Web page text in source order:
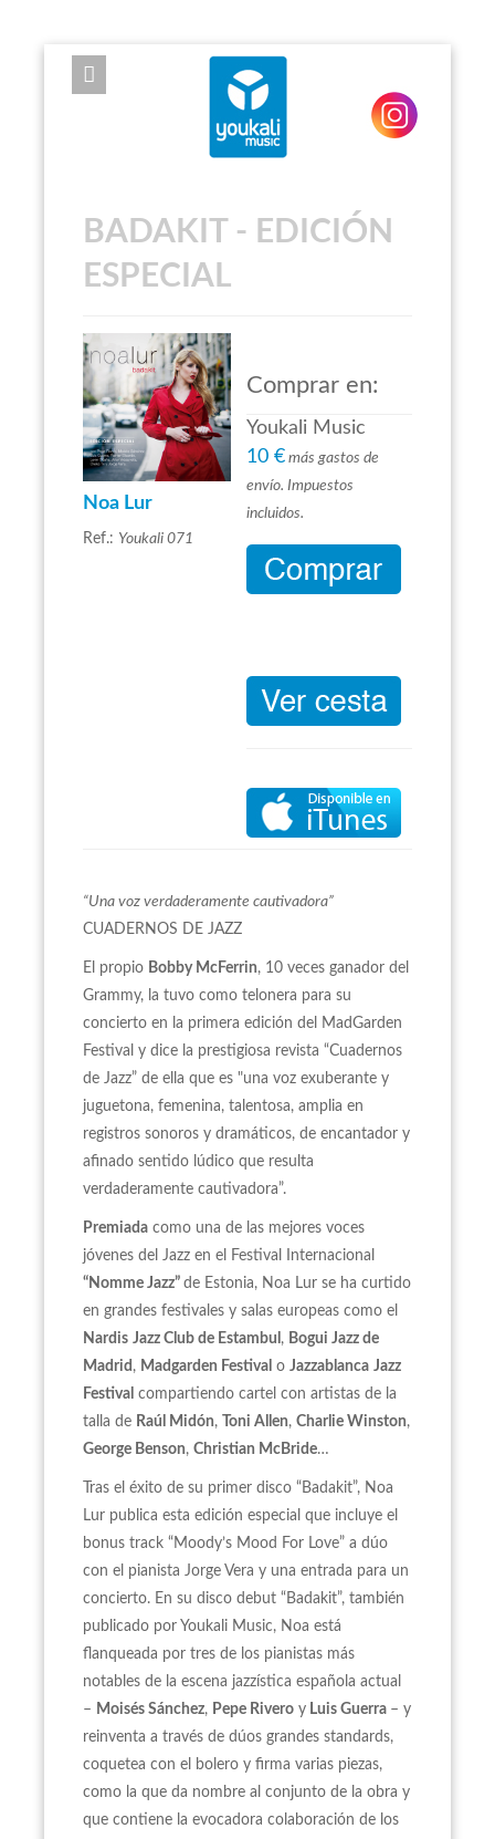
EXPOSE FRAMEWORK FOR JOOMLA 2.5 AND 3.0+
BADAKIT - EDICIÓN
ESPECIAL
Noa Lur
Ref.: Youkali 071
Comprar en:
Youkali Music
10 € más gastos de
envío. Impuestos
incluidos.
“Una voz verdaderamente cautivadora”
CUADERNOS DE JAZZ
El propio Bobby McFerrin, 10 veces ganador del
Grammy, la tuvo como telonera para su
concierto en la primera edición del MadGarden
Festival y dice la prestigiosa revista “Cuadernos
de Jazz” de ella que es "una voz exuberante y
juguetona, femenina, talentosa, amplia en
registros sonoros y dramáticos, de encantador y
afinado sentido lúdico que resulta
verdaderamente cautivadora”.
Premiada como una de las mejores voces
jóvenes del Jazz en el Festival Internacional
“Nomme Jazz” de Estonia, Noa Lur se ha curtido
en grandes festivales y salas europeas como el
Nardis Jazz Club de Estambul , Bogui Jazz de
Madrid , Madgarden Festival o Jazzablanca Jazz
Festival compartiendo cartel con artistas de la
talla de Raúl Midón, Toni Allen, Charlie Winston,
George Benson, Christian McBride…
Tras el éxito de su primer disco “Badakit”, Noa
Lur publica esta edición especial que incluye el
bonus track “Moody’s Mood For Love” a dúo
con el pianista Jorge Vera y una entrada para un
concierto. En su disco debut “Badakit”, también
publicado por Youkali Music, Noa está
flanqueada por tres de los pianistas más
notables de la escena jazzística española actual
– Moisés Sánchez, Pepe Rivero y Luis Guerra – y
reinventa a través de dúos grandes standards,
coquetea con el bolero y firma varias piezas,
como la que da nombre al conjunto de la obra y
que contiene la evocadora colaboración de los